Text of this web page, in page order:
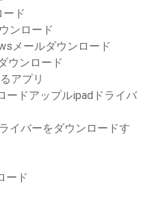
ド
ンロード
メールダウンロード
ウンロード
アプリ
ードアップルipadドライバ
イバーをダウンロードす
ード